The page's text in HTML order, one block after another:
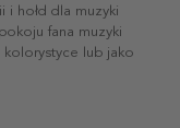
i hołd dla muzyki
fana muzyki
lub jako